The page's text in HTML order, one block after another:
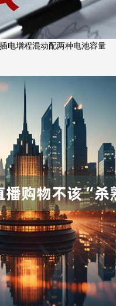
电增程混动配两种电池容量